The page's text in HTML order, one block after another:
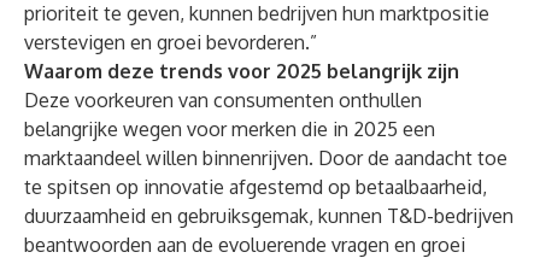
prioriteit te geven, kunnen bedrijven hun marktpositie
verstevigen en groei bevorderen.”
Waarom deze trends voor 2025 belangrijk zijn
Deze voorkeuren van consumenten onthullen
belangrijke wegen voor merken die in 2025 een
marktaandeel willen binnenrijven. Door de aandacht toe
te spitsen op innovatie afgestemd op betaalbaarheid,
duurzaamheid en gebruiksgemak, kunnen T&D-bedrijven
beantwoorden aan de evoluerende vragen en groei